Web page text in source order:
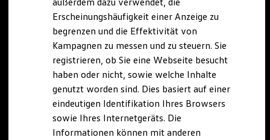
Marke und Erlebnis
Volkswagen R und R Experience
R-Modelle
R Experience
Driving Experience
Volkswagen entdecken
Werkbesichtigung
Lifestyle Shop
T-Roc Kollektion
Golf Kollektion
Erscheinungshäufigkeit einer Anzeige zu
begrenzen und die Effektivität von
Kampagnen zu messen und zu steuern. Sie
registrieren, ob Sie eine Webseite besucht
haben oder nicht, sowie welche Inhalte
genutzt worden sind. Dies basiert auf einer
eindeutigen Identifikation Ihres Browsers
sowie Ihres Internetgeräts. Die
Informationen können mit anderen